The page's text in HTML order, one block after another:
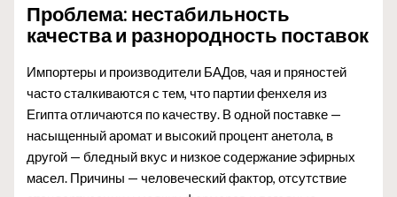
Проблема: нестабильность
качества и разнородность поставок
Импортеры и производители БАДов, чая и пряностей
часто сталкиваются с тем, что партии фенхеля из
Египта отличаются по качеству. В одной поставке —
насыщенный аромат и высокий процент анетола, в
другой — бледный вкус и низкое содержание эфирных
масел. Причины — человеческий фактор, отсутствие